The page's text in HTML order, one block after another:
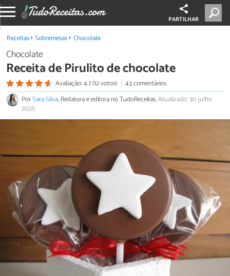
PARTILHAR
Receitas Sobremesas Chocolate
Chocolate
Receita de Pirulito de chocolate
Avaliação: 4.7 (12 votos)
43 comentários
PorSara Silva, Redatora e editora no TudoReceitas.Atualizado: 30 julho
2025